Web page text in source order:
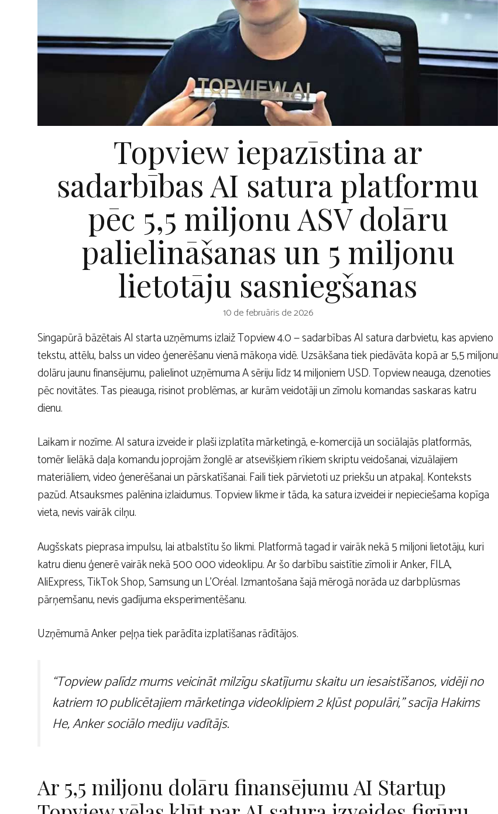
Topview iepazīstina ar
sadarbības AI satura platformu
pēc 5,5 miljonu ASV dolāru
palielināšanas un 5 miljonu
lietotāju sasniegšanas
10 de februāris de 2026
Singapūrā bāzētais AI starta uzņēmums izlaiž Topview 4.0 — sadarbības AI satura darbvietu, kas apvieno
tekstu, attēlu, balss un video ģenerēšanu vienā mākoņa vidē. Uzsākšana tiek piedāvāta kopā ar 5,5 miljonu
dolāru jaunu finansējumu, palielinot uzņēmuma A sēriju līdz 14 miljoniem USD. Topview neauga, dzenoties
pēc novitātes. Tas pieauga, risinot problēmas, ar kurām veidotāji un zīmolu komandas saskaras katru
dienu.
Laikam ir nozīme. AI satura izveide ir plaši izplatīta mārketingā, e-komercijā un sociālajās platformās,
tomēr lielākā daļa komandu joprojām žonglē ar atsevišķiem rīkiem skriptu veidošanai, vizuālajiem
materiāliem, video ģenerēšanai un pārskatīšanai. Faili tiek pārvietoti uz priekšu un atpakaļ. Konteksts
pazūd. Atsauksmes palēnina izlaidumus. Topview likme ir tāda, ka satura izveidei ir nepieciešama kopīga
vieta, nevis vairāk cilņu.
Augšskatspieprasa impulsu, lai atbalstītu šo likmi. Platformā tagad ir vairāk nekā 5 miljoni lietotāju, kuri
katru dienu ģenerē vairāk nekā 500 000 videoklipu. Ar šo darbību saistītie zīmoli ir Anker, FILA,
AliExpress, TikTok Shop, Samsung un L’Oréal. Izmantošana šajā mērogā norāda uz darbplūsmas
pārņemšanu, nevis gadījuma eksperimentēšanu.
Uzņēmumā Anker peļņa tiek parādīta izplatīšanas rādītājos.
“Topview palīdz mums veicināt milzīgu skatījumu skaitu un iesaistīšanos, vidēji no
katriem 10 publicētajiem mārketinga videoklipiem 2 kļūst populāri,” sacīja Hakims
He, Anker sociālo mediju vadītājs.
Ar 5,5 miljonu dolāru finansējumu AI Startup